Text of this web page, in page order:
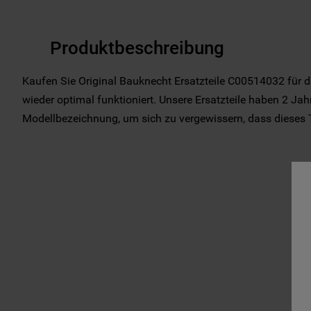
Produktbeschreibung
Kaufen Sie Original Bauknecht Ersatzteile C00514032 für
wieder optimal funktioniert. Unsere Ersatzteile haben 2
Modellbezeichnung, um sich zu vergewissern, dass dieses